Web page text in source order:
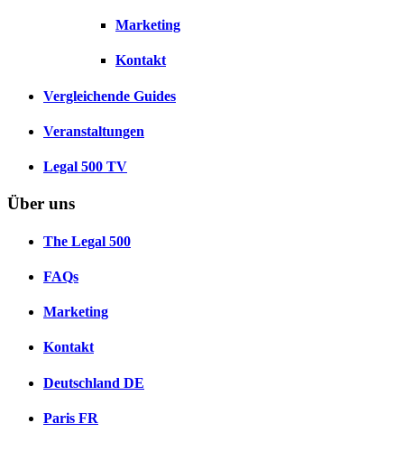
Marketing
Kontakt
Vergleichende Guides
Veranstaltungen
Legal 500 TV
Über uns
The Legal 500
FAQs
Marketing
Kontakt
Deutschland DE
Paris FR